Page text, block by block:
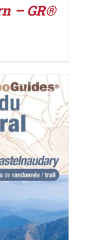
– GR®